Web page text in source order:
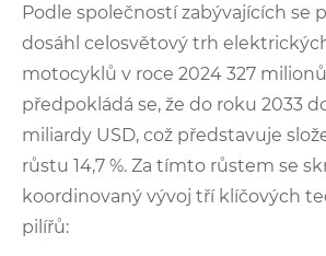
Podle společností zabývajících se
dosáhl celosvětový trh
motocyklů v roce 2024 327
předpokládá se, že do roku 2033
miliardy USD, což představuje
růstu 14,7 %. Za tímto růstem se
koordinovaný vývoj tří klíčových
pilířů: